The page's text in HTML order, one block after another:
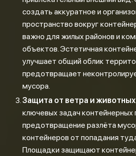
создать аккуратное и
пространство вокруг
важно для жилых районов и
объектов. Эстетичная
улучшает общий облик
предотвращает
мусора.
Защита от ветра и животных
ключевых задач контейнерных
предотвращение разлёта
контейнеров от попадания
Площадки защищают